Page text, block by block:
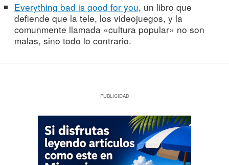
Everything bad is good for you, un libro que
defiende que la tele, los videojuegos, y la
comunmente llamada «cultura popular» no son
malas, sino todo lo contrario.
PUBLICIDAD